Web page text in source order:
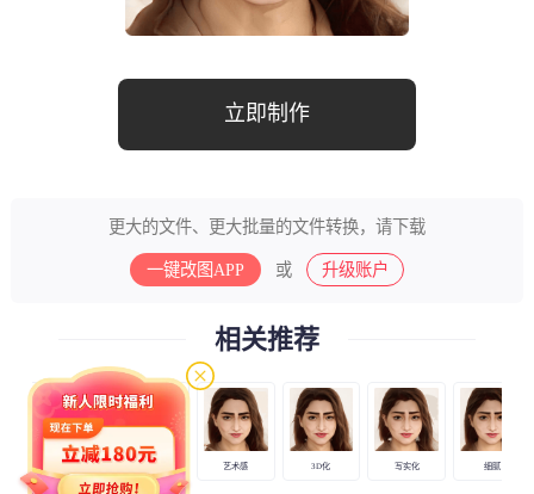
立即制作
更大的文件、更大批量的文件转换，请下载
一键改图APP 或 升级账户
相关推荐
层次感 轮廓感 艺术感 3D化 写实化 细腻